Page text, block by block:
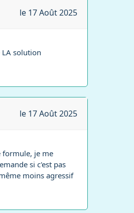
le 17 Août 2025
LA solution
le 17 Août 2025
formule, je me
si c'est pas
moins agressif